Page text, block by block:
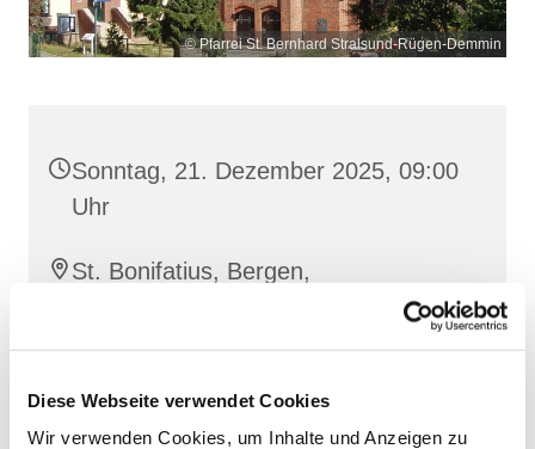
Diese Webseite verwendet Cookies
Wir verwenden Cookies, um Inhalte und Anzeigen zu
© Pfarrei St. Bernhard Stralsund-Rügen-Demmin
Sonntag, 21. Dezember 2025, 09:00
Uhr
St. Bonifatius, Bergen,
Clementstraße 1, 18528 Bergen auf